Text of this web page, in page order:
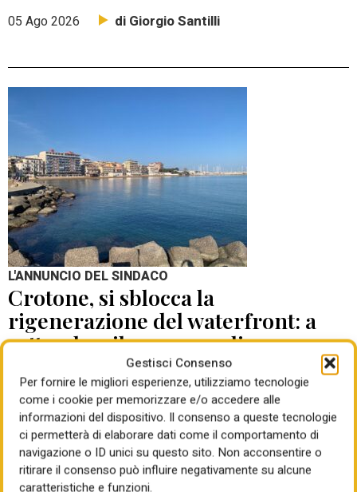
Gestisci Consenso
Per fornire le migliori esperienze, utilizziamo tecnologie
come i cookie per memorizzare e/o accedere alle
informazioni del dispositivo. Il consenso a queste tecnologie
ci permetterà di elaborare dati come il comportamento di
navigazione o ID unici su questo sito. Non acconsentire o
ritirare il consenso può influire negativamente su alcune
caratteristiche e funzioni.
05 Ago 2026 di Giorgio Santilli
L'ANNUNCIO DEL SINDACO
Crotone, si sblocca la
rigenerazione del waterfront: a
settembre il concorso di
progettazione
05 Ago 2026 di Mauro Giansante